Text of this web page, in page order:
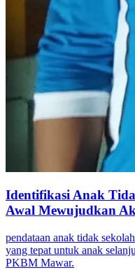
Identifikasi Anak
Awal Mewujudkan
pendataan anak tidak
yang tepat untuk anak
PKBM Mawar.